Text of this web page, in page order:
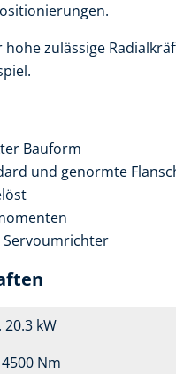
zulässige
Bauform
und genormte
20.3 kW
Nm